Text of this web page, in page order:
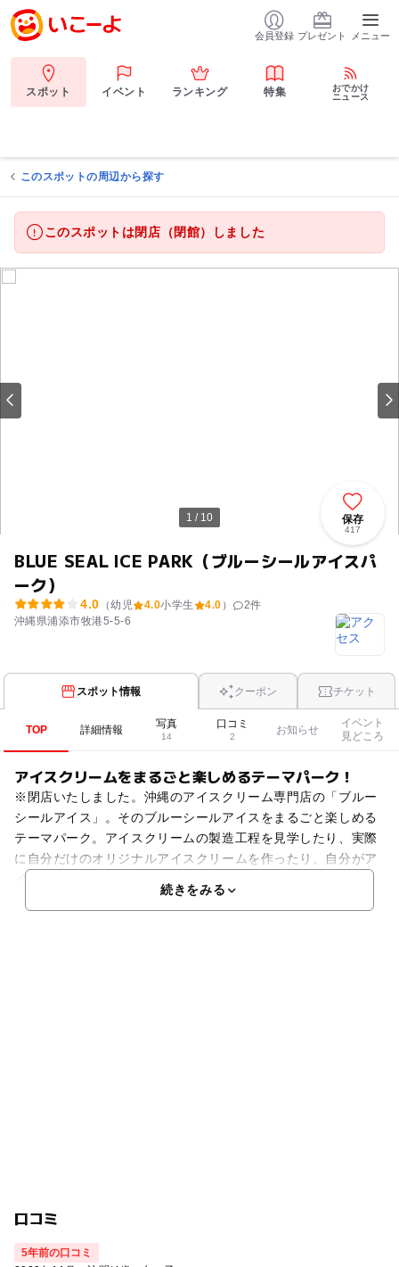
会員登録 プレゼント メニュー
スポット イベント ランキング 特集
おでかけ
ニュース
このスポットの周辺から探す
このスポットは閉店（閉館）しました
1 / 10
BLUE SEAL ICE PARK（ブルーシールアイスパ
ーク）
4.0 （幼児 4.0小学生 4.0 ） 2件
沖縄県浦添市牧港5-5-6
保存
417
スポット情報 クーポン チケット
TOP 詳細情報 写真
14
口コミ
2
お知らせ
イベント
見どころ
アイスクリームをまるごと楽しめるテーマパーク！
※閉店いたしました。沖縄のアイスクリーム専門店の「ブルー
シールアイス」。そのブルーシールアイスをまるごと楽しめる
テーマパーク。アイスクリームの製造工程を見学したり、実際
に自分だけのオリジナルアイスクリームを作ったり、自分がア
イスクリームになったかのようにマイナス20度の冷凍庫の中
続きをみる
口コミ
5年前の口コミ